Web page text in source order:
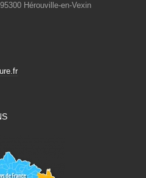
Hérouville-en-Vexin